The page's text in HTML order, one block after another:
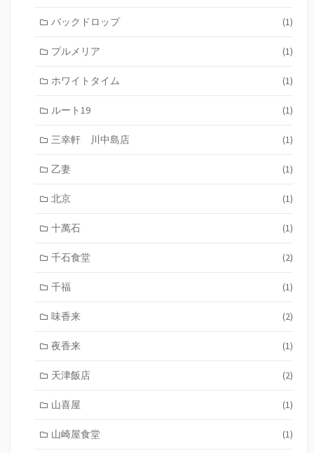
バックドロップ (1)
プルメリア (1)
ホワイトタイム (1)
ルート19 (1)
三幸軒 川中島店 (1)
乙妻 (1)
北京 (1)
十萬石 (1)
千石食堂 (2)
千福 (1)
味香来 (2)
夜香来 (1)
天津飯店 (2)
山喜屋 (1)
山崎屋食堂 (1)